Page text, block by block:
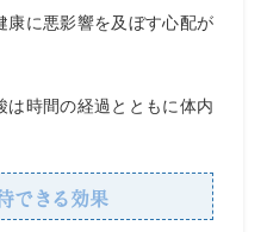
康に悪影響を及ぼす心配が
は時間の経過とともに体内
できる効果